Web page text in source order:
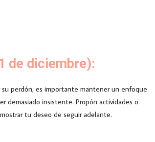
de diciembre):
su perdón, es importante mantener un enfoque
demasiado insistente. Propón actividades o
tu deseo de seguir adelante.